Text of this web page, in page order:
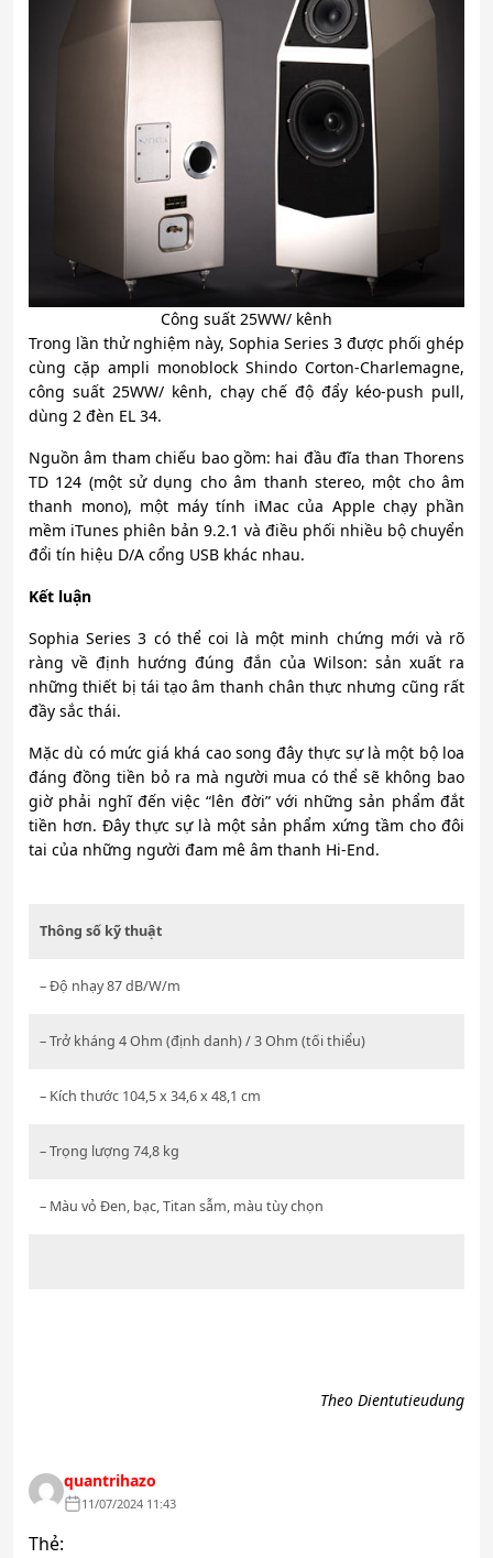
Công suất 25WW/ kênh
Trong lần thử nghiệm này, Sophia Series 3 được phối ghép
cùng cặp ampli monoblock Shindo Corton-Charlemagne,
công suất 25WW/ kênh, chạy chế độ đẩy kéo-push pull,
dùng 2 đèn EL 34.
Nguồn âm tham chiếu bao gồm: hai đầu đĩa than Thorens
TD 124 (một sử dụng cho âm thanh stereo, một cho âm
thanh mono), một máy tính iMac của Apple chạy phần
mềm iTunes phiên bản 9.2.1 và điều phối nhiều bộ chuyển
đổi tín hiệu D/A cổng USB khác nhau.
Kết luận
Sophia Series 3 có thể coi là một minh chứng mới và rõ
ràng về định hướng đúng đắn của Wilson: sản xuất ra
những thiết bị tái tạo âm thanh chân thực nhưng cũng rất
đầy sắc thái.
Mặc dù có mức giá khá cao song đây thực sự là một bộ loa
đáng đồng tiền bỏ ra mà người mua có thể sẽ không bao
giờ phải nghĩ đến việc “lên đời” với những sản phẩm đắt
tiền hơn. Đây thực sự là một sản phẩm xứng tầm cho đôi
tai của những người đam mê âm thanh Hi-End.
Thông số kỹ thuật
– Độ nhạy 87 dB/W/m
– Trở kháng 4 Ohm (định danh) / 3 Ohm (tối thiểu)
– Kích thước 104,5 x 34,6 x 48,1 cm
– Trọng lượng 74,8 kg
– Màu vỏ Đen, bạc, Titan sẫm, màu tùy chọn
Theo Dientutieudung
quantrihazo
11/07/2024 11:43
Thẻ: